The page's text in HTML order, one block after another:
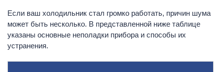
Если ваш холодильник стал громко работать, причин шума
может быть несколько. В представленной ниже таблице
указаны основные неполадки прибора и способы их
устранения.